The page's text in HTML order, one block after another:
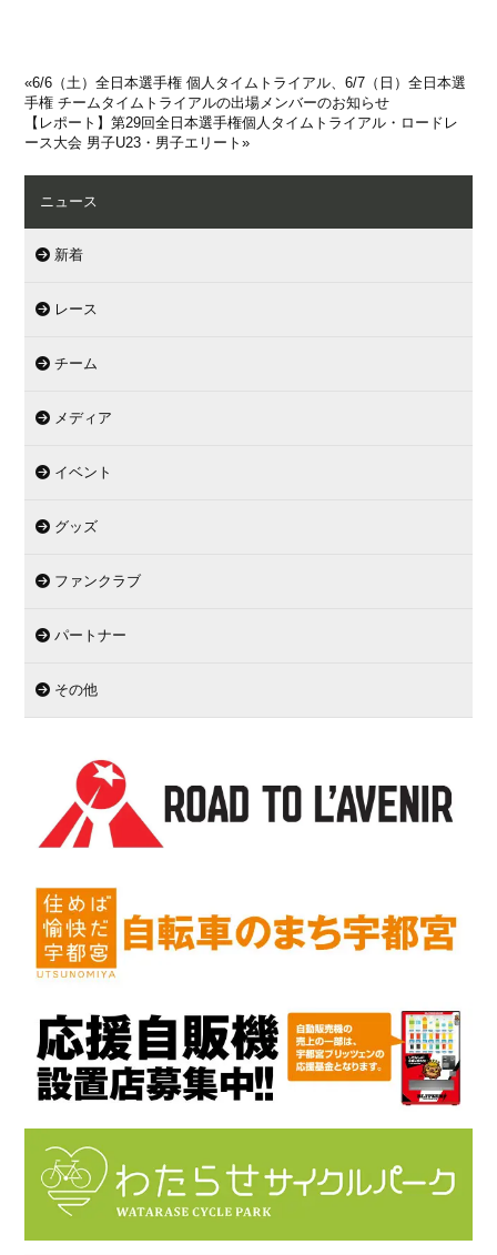
«6/6（土）全日本選手権 個人タイムトライアル、6/7（日）全日本選
手権 チームタイムトライアルの出場メンバーのお知らせ
【レポート】第29回全日本選手権個人タイムトライアル・ロードレ
ース大会 男子U23・男子エリート»
ニュース
新着
レース
チーム
メディア
イベント
グッズ
ファンクラブ
パートナー
その他